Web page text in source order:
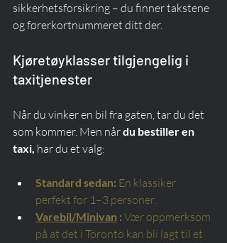
sikkerhetsforsikring – du finner takstene
og førerkortnummeret ditt der.
Kjøretøyklasser tilgjengelig i
taxitjenester
Når du vinker en bil fra gaten, tar du det
som kommer. Men når du bestiller en
taxi, har du et valg:
Standard sedan: En klassiker
perfekt for 1–3 personer.
Varebil/Minivan : Vær oppmerksom
på at det i Toronto kan bli lagt til et